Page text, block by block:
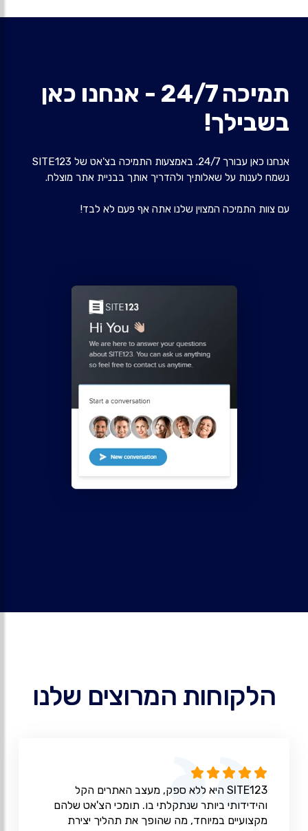
תמיכה 24/7 - אנחנו כאן
בשבילך!
אנחנו כאן עבורך 24/7. באמצעות התמיכה בצ'אט של SITE123
נשמח לענות על שאלותיך ולהדריך אותך בבניית אתר מוצלח.
עם צוות התמיכה המצוין שלנו אתה אף פעם לא לבד!
הלקוחות המרוצים שלנו
SITE123 היא ללא ספק, מעצב האתרים הקל
והידידותי ביותר שנתקלתי בו. תומכי הצ'אט שלהם
מקצועיים במיוחד, מה שהופך את תהליך יצירת